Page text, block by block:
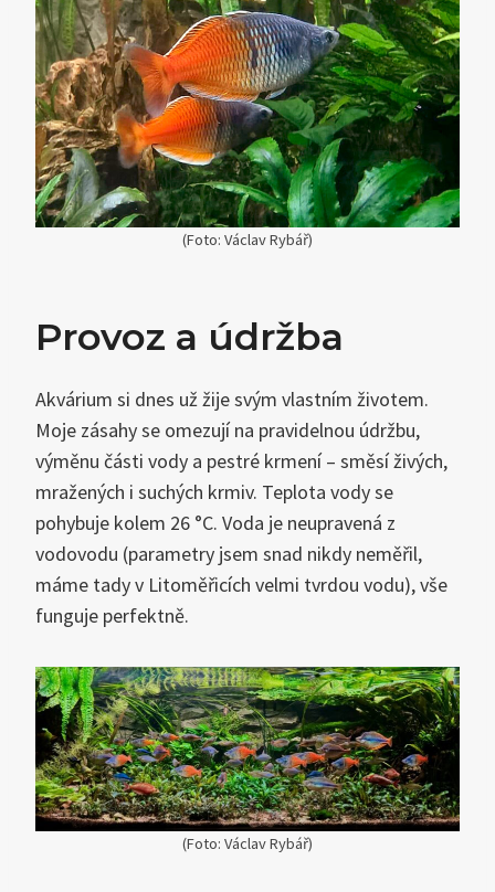
(Foto: Václav Rybář)
Provoz a údržba
Akvárium si dnes už žije svým vlastním životem.
Moje zásahy se omezují na pravidelnou údržbu,
výměnu části vody a pestré krmení – směsí živých,
mražených i suchých krmiv. Teplota vody se
pohybuje kolem 26 °C. Voda je neupravená z
vodovodu (parametry jsem snad nikdy neměřil,
máme tady v Litoměřicích velmi tvrdou vodu), vše
funguje perfektně.
(Foto: Václav Rybář)